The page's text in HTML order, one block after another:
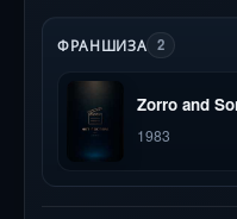
народам и другим
владеет шпагой.
к борьбе,
ФРАНШИЗА 2
Zorro and
1983